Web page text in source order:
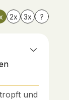
2x 3x ?
und